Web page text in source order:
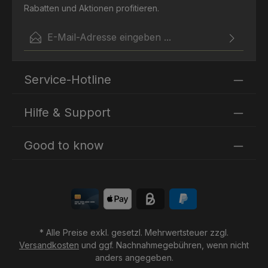
Rabatten und Aktionen profitieren.
E-Mail-Adresse*
einverstanden.
Pflichtfelder.
Service-Hotline
Hilfe & Support
Good to know
* Alle Preise exkl. gesetzl. Mehrwertsteuer zzgl.
Versandkosten und ggf. Nachnahmegebühren, wenn nicht
anders angegeben.